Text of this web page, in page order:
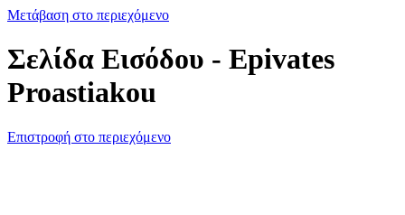
Μετάβαση στο περιεχόμενο
Σελίδα Εισόδου - Epivates
Proastiakou
Επιστροφή στο περιεχόμενο